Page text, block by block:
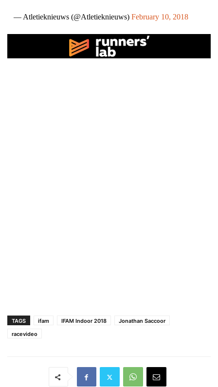
— Atletieknieuws (@Atletieknieuws) February 10, 2018
TAGS ifam IFAM Indoor 2018
Jonathan Saccoor
racevideo